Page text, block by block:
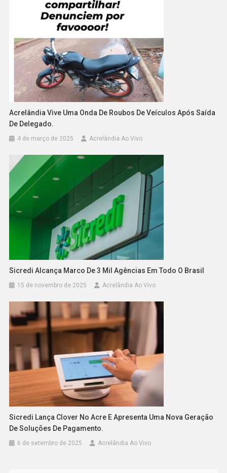
Acrelândia Vive Uma Onda De Roubos De Veículos Após Saída
De Delegado.
4 de março de 2025 Acrelândia Ao Vivo
Sicredi Alcança Marco De 3 Mil Agências Em Todo O Brasil
15 de novembro de 2025 Acrelândia Ao Vivo
Sicredi Lança Clover No Acre E Apresenta Uma Nova Geração
De Soluções De Pagamento.
6 de setembro de 2025 Acrelândia Ao Vivo